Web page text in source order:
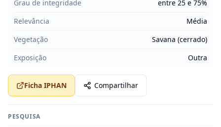
Grau de integridade
entre 25 e 75%
Relevância
Média
Vegetação
Savana (cerrado)
Exposição
Outra
Ficha IPHAN Compartilhar
PESQUISA